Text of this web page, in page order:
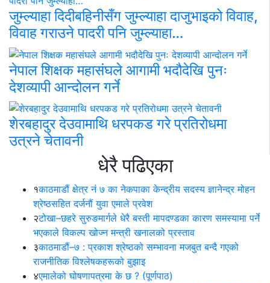
जुम्ल्याहा दिदीबहिनीसँग जुम्ल्याहा दाजुभाइको विवाह,
विवाह गराउने पादरी पनि जुम्ल्याहा…
नेपाल शिक्षक महासंघले आगामी भदौदेखि पुनः
देशव्यापी आन्दोलन गर्ने
शेरबहादुर देउवामाथि धरपकड गरे प्रतिरोधमा
उत्रने चेतावनी
धेरै पढिएका
१काठमाडौं क्षेत्र नं ७ का नेकपाका केन्द्रीय सदस्य ज्ञानेन्द्र मोहन
श्रेष्ठसहित दर्जनौं युवा एमाले प्रवेश
२टोखा–छहरे सुरुङमार्गले धेरै बस्ती मापदण्डका कारण समस्यामा पर्ने
भएकाले विकल्प खोज्न मन्त्री खनालको प्रस्ताव
३काठमाडौं–७ : प्रकाश श्रेष्ठको सम्भावना मजबुत बन्दै गएको
राजनीतिक विश्लेषकहरूको बुझाइ
४एमालेको घोषणापत्रमा के छ ? (पूर्णपाठ)